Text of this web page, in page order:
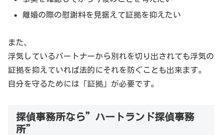
離婚の際の慰謝料を見据えて証拠を抑えたい
また、
浮気しているパートナーから別れを切り出されても浮気の
証拠を抑えていれば法的にそれを防ぐことも出来ます。
自分を守るためには「証拠」が必要です。
探偵事務所なら”ハートランド探偵事務
所”